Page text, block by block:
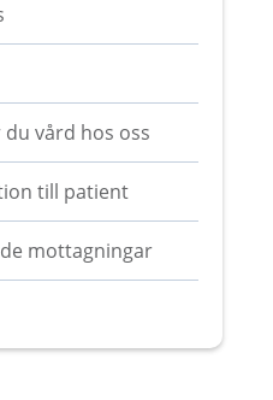
du vård hos oss
till patient
mottagningar